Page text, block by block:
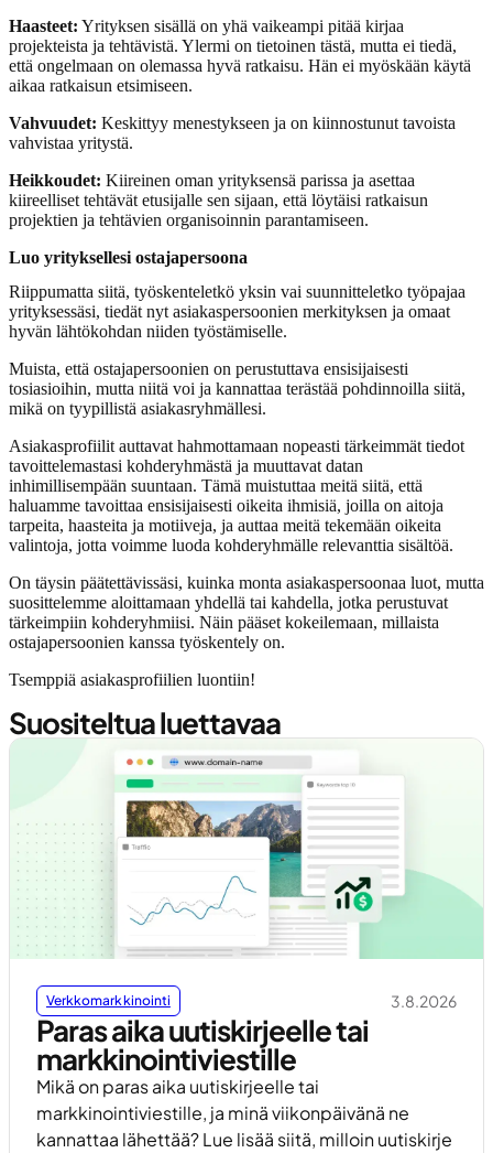
Haasteet: Yrityksen sisällä on yhä vaikeampi pitää kirjaa
projekteista ja tehtävistä. Ylermi on tietoinen tästä, mutta ei tiedä,
että ongelmaan on olemassa hyvä ratkaisu. Hän ei myöskään käytä
aikaa ratkaisun etsimiseen.
Vahvuudet: Keskittyy menestykseen ja on kiinnostunut tavoista
vahvistaa yritystä.
Heikkoudet: Kiireinen oman yrityksensä parissa ja asettaa
kiireelliset tehtävät etusijalle sen sijaan, että löytäisi ratkaisun
projektien ja tehtävien organisoinnin parantamiseen.
Luo yrityksellesi ostajapersoona
Riippumatta siitä, työskenteletkö yksin vai suunnitteletko työpajaa
yrityksessäsi, tiedät nyt asiakaspersoonien merkityksen ja omaat
hyvän lähtökohdan niiden työstämiselle.
Muista, että ostajapersoonien on perustuttava ensisijaisesti
tosiasioihin, mutta niitä voi ja kannattaa terästää pohdinnoilla siitä,
mikä on tyypillistä asiakasryhmällesi.
Asiakasprofiilit auttavat hahmottamaan nopeasti tärkeimmät tiedot
tavoittelemastasi kohderyhmästä ja muuttavat datan
inhimillisempään suuntaan. Tämä muistuttaa meitä siitä, että
haluamme tavoittaa ensisijaisesti oikeita ihmisiä, joilla on aitoja
tarpeita, haasteita ja motiiveja, ja auttaa meitä tekemään oikeita
valintoja, jotta voimme luoda kohderyhmälle relevanttia sisältöä.
On täysin päätettävissäsi, kuinka monta asiakaspersoonaa luot, mutta
suosittelemme aloittamaan yhdellä tai kahdella, jotka perustuvat
tärkeimpiin kohderyhmiisi. Näin pääset kokeilemaan, millaista
ostajapersoonien kanssa työskentely on.
Tsemppiä asiakasprofiilien luontiin!
Suositeltua luettavaa
Verkkomarkkinointi 3.8.2026
Paras aika uutiskirjeelle tai
markkinointiviestille
Mikä on paras aika uutiskirjeelle tai
markkinointiviestille, ja minä viikonpäivänä ne
kannattaa lähettää? Lue lisää siitä, milloin uutiskirje